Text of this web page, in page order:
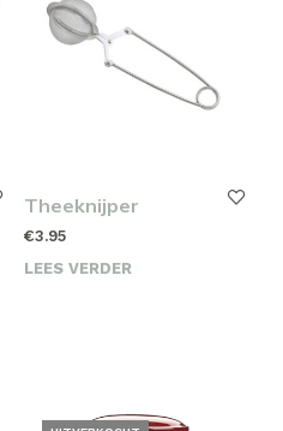
Theeknijper
€3.95
LEES VERDER